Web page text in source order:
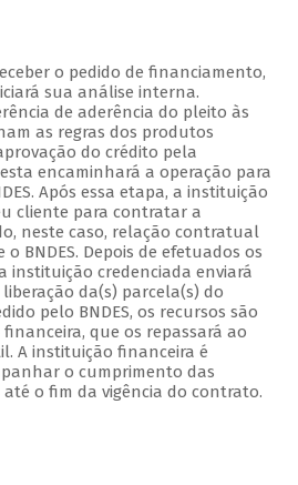
o pedido de financiamento,
sua análise interna.
de aderência do pleito às
as regras dos produtos
do crédito pela
encaminhará a operação para
Após essa etapa, a instituição
cliente para contratar a
neste caso, relação contratual
BNDES. Depois de efetuados os
instituição credenciada enviará
liberação da(s) parcela(s) do
pelo BNDES, os recursos são
que os repassará ao
A instituição financeira é
o cumprimento das
o fim da vigência do contrato.